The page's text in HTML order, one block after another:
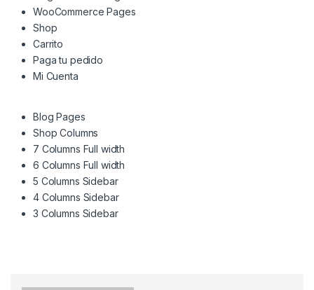
WooCommerce Pages
Shop
Carrito
Paga tu pedido
Mi Cuenta
Blog Pages
Shop Columns
7 Columns Full width
6 Columns Full width
5 Columns Sidebar
4 Columns Sidebar
3 Columns Sidebar